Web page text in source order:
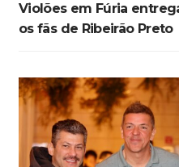
Violões em Fúria
os fãs de Ribeirão Preto